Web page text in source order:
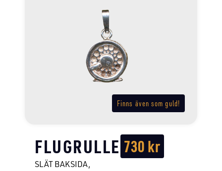
Finns även som guld!
FLUGRULLE 730kr
SLÄT BAKSIDA,